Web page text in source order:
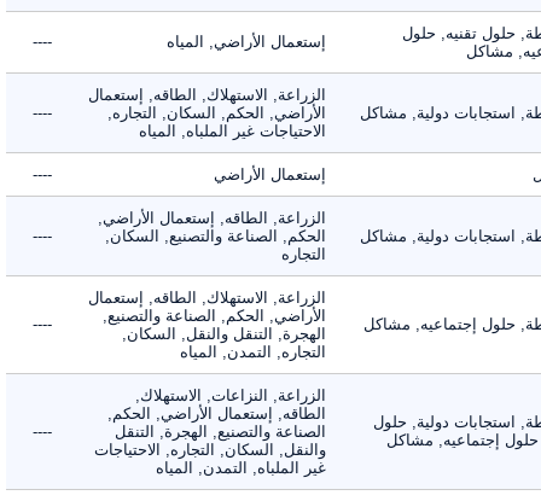
حلول تقنيه, حلول
مشاكل
إستعمال الأراضي, المياه ----
استجابات دولية, مشاكل
الزراعة, الاستهلاك, الطاقه, إستعمال
الأراضي, الحكم, السكان, التجاره,
الاحتياجات غير الملباه, المياه
----
إستعمال الأراضي ----
استجابات دولية, مشاكل
الزراعة, الطاقه, إستعمال الأراضي,
الحكم, الصناعة والتصنيع, السكان,
التجاره
----
حلول إجتماعيه, مشاكل
الزراعة, الاستهلاك, الطاقه, إستعمال
الأراضي, الحكم, الصناعة والتصنيع,
الهجرة, التنقل والنقل, السكان,
التجاره, التمدن, المياه
----
استجابات دولية, حلول
إجتماعيه, مشاكل
الزراعة, النزاعات, الاستهلاك,
الطاقه, إستعمال الأراضي, الحكم,
الصناعة والتصنيع, الهجرة, التنقل
والنقل, السكان, التجاره, الاحتياجات
غير الملباه, التمدن, المياه
----